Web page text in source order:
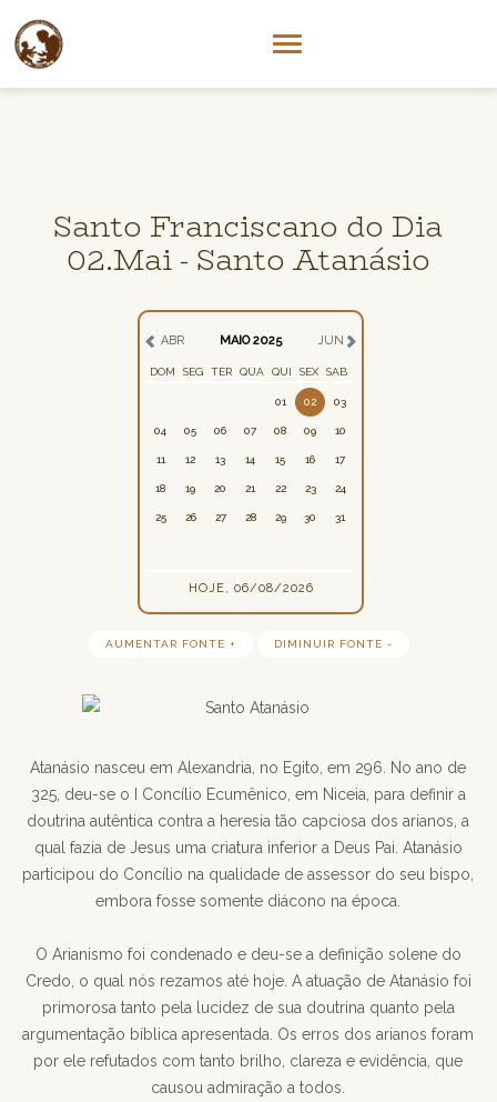
Santo Franciscano do Dia
02.Mai - Santo Atanásio
ABR MAIO 2025 JUN
DOM SEG TER QUA QUI SEX SAB
01 02 03
04 05 06 07 08 09 10
11 12 13 14 15 16 17
18 19 20 21 22 23 24
25 26 27 28 29 30 31
HOJE, 06/08/2026
AUMENTAR FONTE + DIMINUIR FONTE -
Atanásio nasceu em Alexandria, no Egito, em 296. No ano de
325, deu-se o I Concílio Ecumênico, em Niceia, para definir a
doutrina autêntica contra a heresia tão capciosa dos arianos, a
qual fazia de Jesus uma criatura inferior a Deus Pai. Atanásio
participou do Concílio na qualidade de assessor do seu bispo,
embora fosse somente diácono na época.
O Arianismo foi condenado e deu-se a definição solene do
Credo, o qual nós rezamos até hoje. A atuação de Atanásio foi
primorosa tanto pela lucidez de sua doutrina quanto pela
argumentação bíblica apresentada. Os erros dos arianos foram
por ele refutados com tanto brilho, clareza e evidência, que
causou admiração a todos.